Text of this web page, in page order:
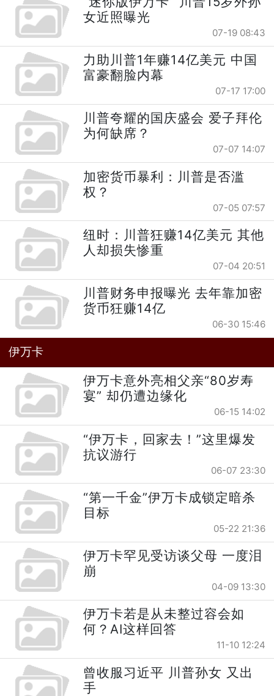
女近照曝光
07-19 08:43
力助川普1年赚14亿美元 中国
富豪翻脸内幕
07-17 17:00
川普夸耀的国庆盛会 爱子拜伦
为何缺席？
07-07 14:07
加密货币暴利：川普是否滥
权？
07-05 07:57
纽时：川普狂赚14亿美元 其他
人却损失惨重
07-04 20:51
川普财务申报曝光 去年靠加密
货币狂赚14亿
06-30 15:46
伊万卡
伊万卡意外亮相父亲“80岁寿
宴” 却仍遭边缘化
06-15 14:02
“伊万卡，回家去！”这里爆发
抗议游行
06-07 23:30
“第一千金”伊万卡成锁定暗杀
目标
05-22 21:36
伊万卡罕见受访谈父母 一度泪
崩
04-09 13:30
伊万卡若是从未整过容会如
何？AI这样回答
11-10 12:24
曾收服习近平 川普孙女 又出
手